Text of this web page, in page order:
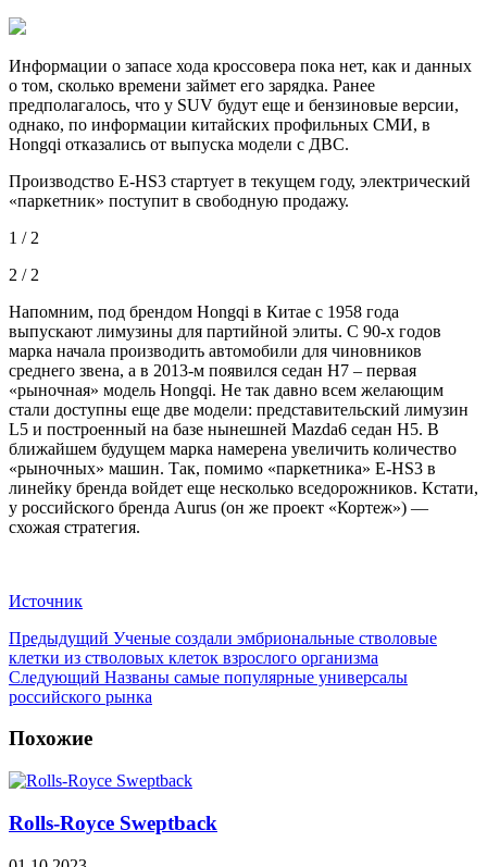
Информации о запасе хода кроссовера пока нет, как и данных
о том, сколько времени займет его зарядка. Ранее
предполагалось, что у SUV будут еще и бензиновые версии,
однако, по информации китайских профильных СМИ, в
Hongqi отказались от выпуска модели с ДВС.
Производство E-HS3 стартует в текущем году, электрический
«паркетник» поступит в свободную продажу.
1 / 2
2 / 2
Напомним, под брендом Hongqi в Китае с 1958 года
выпускают лимузины для партийной элиты. С 90-х годов
марка начала производить автомобили для чиновников
среднего звена, а в 2013-м появился седан H7 – первая
«рыночная» модель Hongqi. Не так давно всем желающим
стали доступны еще две модели: представительский лимузин
L5 и построенный на базе нынешней Mazda6 седан H5. В
ближайшем будущем марка намерена увеличить количество
«рыночных» машин. Так, помимо «паркетника» E-HS3 в
линейку бренда войдет еще несколько вседорожников. Кстати,
у российского бренда Aurus (он же проект «Кортеж») —
схожая стратегия.
Источник
Предыдущий Ученые создали эмбриональные стволовые
клетки из стволовых клеток взрослого организма
Следующий Названы самые популярные универсалы
российского рынка
Похожие
Rolls-Royce Sweptback